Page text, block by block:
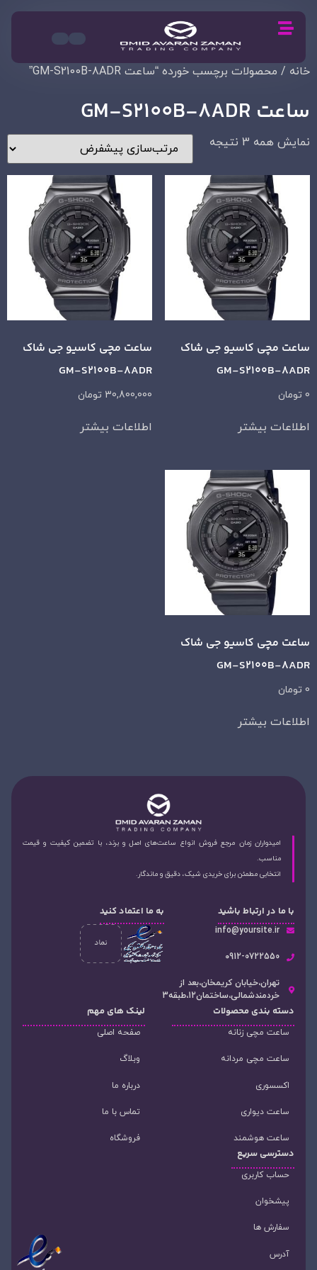
خانه / محصولات برچسب خورده “ساعت GM-S2100B-8ADR”
ساعت GM-S2100B-8ADR
نمایش همه 3 نتیجه
ساعت مچی کاسیو جی شاک
GM-S2100B-8ADR
0 تومان
اطلاعات بیشتر
ساعت مچی کاسیو جی شاک
GM-S2100B-8ADR
30,800,000 تومان
اطلاعات بیشتر
ساعت مچی کاسیو جی شاک
GM-S2100B-8ADR
0 تومان
اطلاعات بیشتر
امیدواران زمان مرجع فروش انواع ساعت‌های اصل و برند، با تضمین کیفیت و قیمت
مناسب.
انتخابی مطمئن برای خریدی شیک، دقیق و ماندگار.
با ما در ارتباط باشید
info@yoursite.ir
۰912-0722550
تهران،خیابان کریمخان،بعد از
خردمندشمالی،ساختمان12،طبقه3
به ما اعتماد کنید
دسته‌ بندی محصولات
ساعت مچی زنانه
ساعت مچی مردانه
اکسسوری
ساعت دیواری
ساعت هوشمند
لینک های مهم
صفحه اصلی
وبلاگ
درباره ما
تماس با ما
فروشگاه
دسترسی سریع
حساب کاربری
پیشخوان
سفارش ها
آدرس